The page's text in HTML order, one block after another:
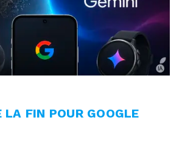
LA FIN POUR GOOGLE